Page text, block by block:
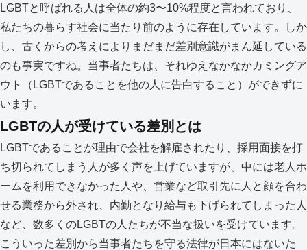
LGBTと呼ばれる人は全体の約3〜10%程度と言われており、
私たちの暮らす社会に当たり前のように存在しています。しか
し、古くからの考えによりまだまだ差別意識がまん延している
のも事実ですね。当事者たちは、それゆえなかなかカミングア
ウト（LGBTであることを他の人に告白すること）ができずに
います。
LGBTの人が受けている差別とは
LGBTであることが理由で会社を解雇されたり、採用面接を打
ち切られてしまう人が多く声を上げていますが、中には老人ホ
ームを利用できなかった人や、営業など取引先に人と顔を合わ
せる業務から外され、内勤となり給与も下げられてしまった人
など、数多くのLGBTの人たちが不当な扱いを受けています。
こういった差別から当事者たちを守る法律が日本にはないた